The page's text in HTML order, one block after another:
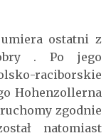
ostatni z
. Po jego
raciborskie
Hohenzollerna
zgodnie
natomiast